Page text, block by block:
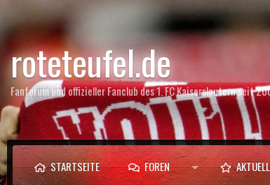
roteteufel.de
Fanforum und offizieller Fanclub des 1. FC Kaiserslautern seit
STARTSEITE FOREN